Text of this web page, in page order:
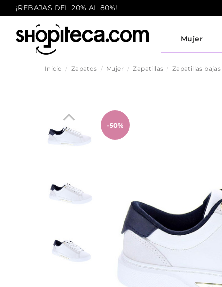
¡REBAJAS DEL 20% AL 80%!
Mujer
Inicio Zapatos Mujer Zapatillas Zapatillas bajas
-50%